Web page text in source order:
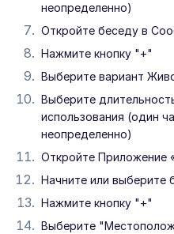
неопределенно)
Откройте беседу в
Нажмите кнопку "+"
Выберите вариант
Выберите
использования (один
неопределенно)
Откройте Приложение
Начните или выберите
Нажмите кнопку "+"
Выберите